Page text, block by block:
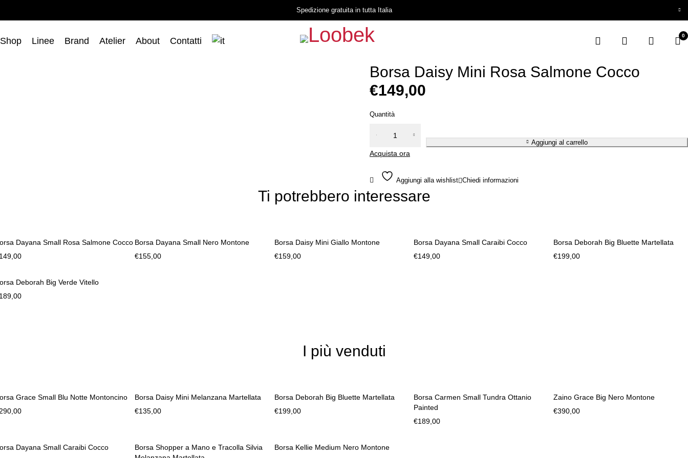
Spedizione gratuita in tutta Italia
Shop Linee Brand Atelier About Contatti
0
Borsa Daisy Mini Rosa Salmone Cocco
€149,00
Quantità
Mini
Salmone
quantità
Aggiungi al carrello
Acquista ora
Chiedi informazioni
Ti potrebbero interessare
Dayana Small Rosa Salmone Cocco Borsa Dayana Small Nero Montone
€155,00
Borsa Daisy Mini Giallo Montone
€159,00
Borsa Dayana Small Caraibi Cocco
€149,00
Borsa Deborah Big Bluette Martellata
€199,00
Deborah Big Verde Vitello
I più venduti
Grace Small Blu Notte Montoncino
Borsa Daisy Mini Melanzana Martellata
€135,00
Borsa Deborah Big Bluette Martellata
€199,00
Borsa Carmen Small Tundra Ottanio
Painted
€189,00
Zaino Grace Big Nero Montone
€390,00
Dayana Small Caraibi Cocco
Borsa Shopper a Mano e Tracolla Silvia
Borsa Kellie Medium Nero Montone